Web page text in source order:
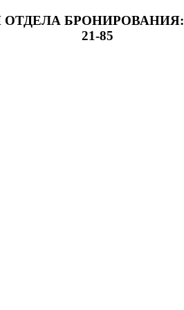
БРОНИРОВАНИЯ:
21-85